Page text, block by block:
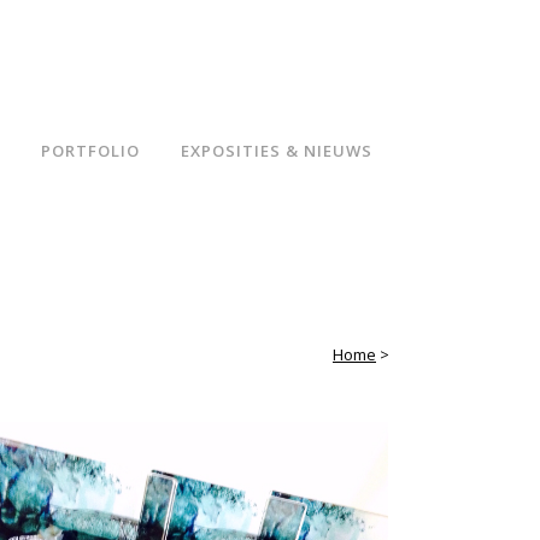
PORTFOLIO EXPOSITIES & NIEUWS
Home >